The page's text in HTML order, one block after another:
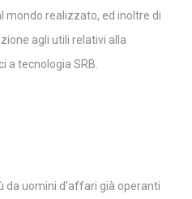
mondo realizzato, ed inoltre di
agli utili relativi alla
a tecnologia SRB.
da uomini d’affari già operanti